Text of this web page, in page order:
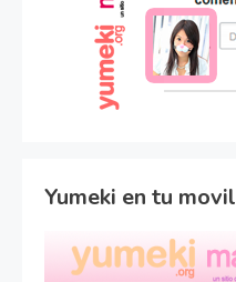
Yumeki en tu movil